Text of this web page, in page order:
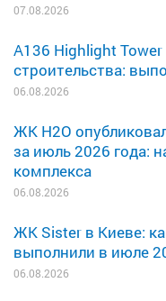
07.08.2026
A136 Highlight
строительства:
06.08.2026
ЖК H2O
за июль 2026 года:
комплекса
06.08.2026
ЖК Sister в Киеве:
выполнили в июле
06.08.2026